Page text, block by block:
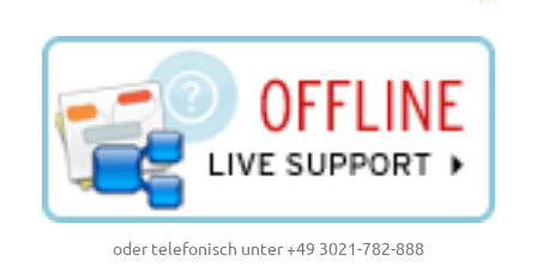
oder telefonisch unter +49 3021-782-888